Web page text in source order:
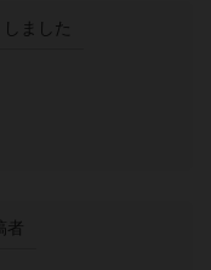
しました
者